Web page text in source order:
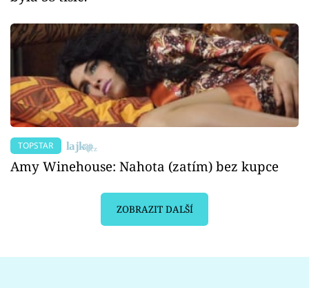
TOPSTAR
Amy Winehouse: Nahota (zatím) bez kupce
ZOBRAZIT DALŠÍ